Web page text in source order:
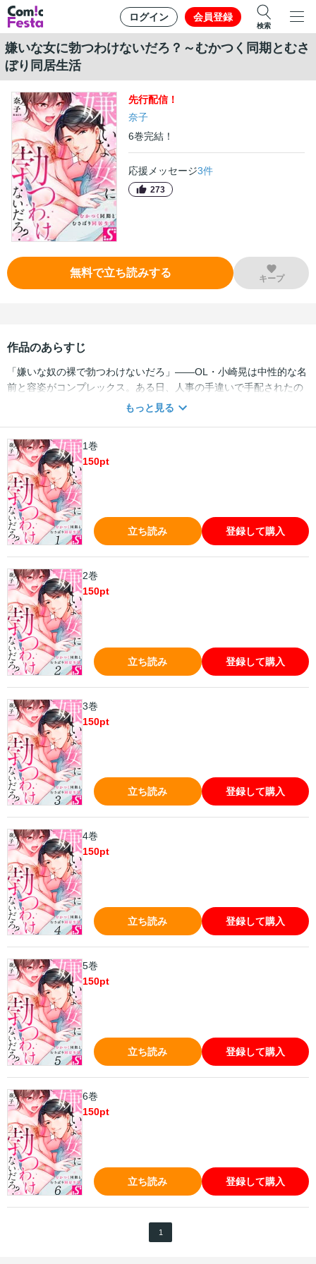
ログイン 会員登録
検索
嫌いな女に勃つわけないだろ？～むかつく同期とむさ
ぼり同居生活
先行配信！
奈子
6巻完結！
応援メッセージ3件
273
無料で立ち読みする キープ
作品のあらすじ
「嫌いな奴の裸で勃つわけないだろ」――OL・小崎晃は中性的な名
前と容姿がコンプレックス。ある日、人事の手違いで手配されたの
は男性寮、しかも苦手な同期・篠原と同室!?他の寮が空くまでの期
に、つい「こんな貧相な体、誰だって興味持たない」と零してしま
うが…「お前全然貧相じゃねーよ」と、篠原は熱を帯びた瞳で迫っ
てきて…普段とは裏腹な優しい愛撫にとろけだす体。そんなまっす
ぐ愛されたら――
もっと見る
1巻
150pt
立ち読み 登録して購入
2巻
150pt
立ち読み 登録して購入
3巻
150pt
立ち読み 登録して購入
4巻
150pt
立ち読み 登録して購入
5巻
150pt
立ち読み 登録して購入
6巻
150pt
立ち読み 登録して購入
1